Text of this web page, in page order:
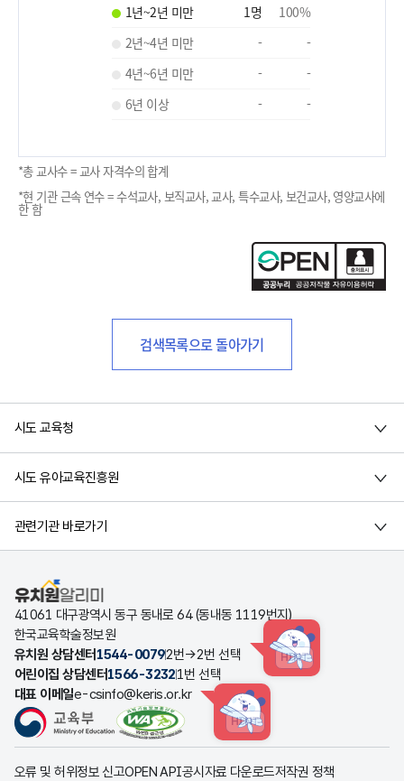
1년~2년 미만
1명 100%
2년~4년 미만
-
-
4년~6년 미만
-
-
6년 이상
- -
*총 교사수 = 교사 자격수의 합계
*현 기관 근속 연수 = 수석교사, 보직교사, 교사, 특수교사, 보건교사, 영양교사에
한 함
검색목록으로 돌아가기
시도 교육청
시도 유아교육진흥원
관련기관 바로가기
유치원알리미
41061 대구광역시 동구 동내로 64 (동내동 1119번지)
한국교육학술정보원
유치원 상담센터 1544-00792번→2번 선택 HINT
어린이집 상담센터1566-32321번 선택
대표 이메일e-csinfo@keris.or.kr
HINT
오류 및 허위정보 신고OPEN API공시자료 다운로드저작권 정책